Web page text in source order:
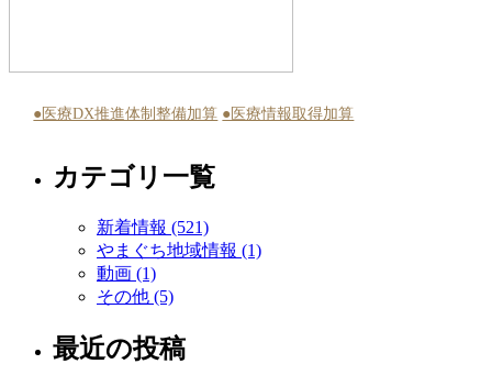
●医療DX推進体制整備加算 ●医療情報取得加算
カテゴリ一覧
新着情報 (521)
やまぐち地域情報 (1)
動画 (1)
その他 (5)
最近の投稿